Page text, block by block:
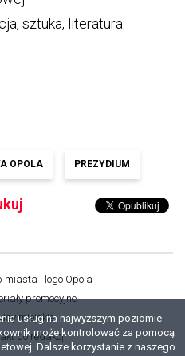
usług na najwyższym poziomie
może kontrolować za pomocą
Dalsze korzystanie z naszego
sztuka, literatura.
OPOLA PREZYDIUM
miasta i logo Opola
promocyjne
miejskie
do redakcji